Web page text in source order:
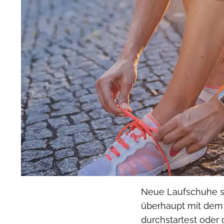
Neue Laufschuhe
überhaupt mit
durchstartest oder